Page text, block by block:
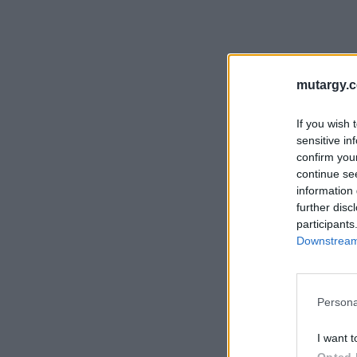
If you wish
sensitive
confirm
continue
information
further
I want